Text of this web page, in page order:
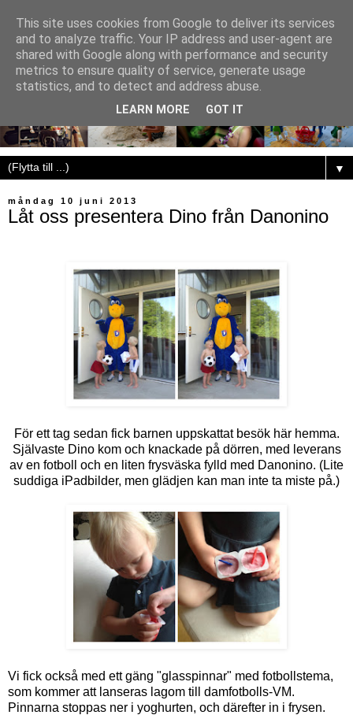
▼
måndag 10 juni 2013
Låt oss presentera Dino från Danonino
För ett tag sedan fick barnen uppskattat besök här hemma.
Självaste Dino kom och knackade på dörren, med leverans
av en fotboll och en liten frysväska fylld med Danonino. (Lite
suddiga iPadbilder, men glädjen kan man inte ta miste på.)
Vi fick också med ett gäng "glasspinnar" med fotbollstema,
som kommer att lanseras lagom till damfotbolls-VM.
Pinnarna stoppas ner i yoghurten, och därefter in i frysen.
This site uses cookies from Google to deliver its services
and to analyze traffic. Your IP address and user-agent are
shared with Google along with performance and security
metrics to ensure quality of service, generate usage
statistics, and to detect and address abuse.
LEARN MORE GOT IT